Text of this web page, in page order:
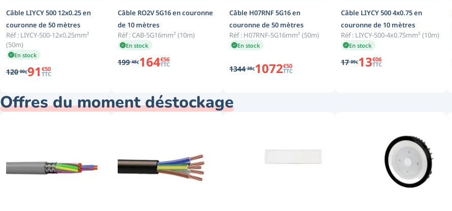
Câble LIYCY 500 12x0.25 en
couronne de 50 mètres
Réf : LIYCY-500-12x0.25mm²
(50m)
En stock
120 00€91 €50
TTC
Câble RO2V 5G16 en couronne
de 10 mètres
Réf : CAB-5G16mm² (10m)
En stock
199 48€164€56
TTC
Câble H07RNF 5G16 en
couronne de 50 mètres
Réf : H07RNF-5G16mm² (50m)
En stock
1344 38€1072€50
TTC
Câble LIYCY 500 4x0.75 en
couronne de 10 mètres
Réf : LIYCY-500-4x0.75mm² (10m)
En stock
17 09€13€06
TTC
Offres du moment déstockage